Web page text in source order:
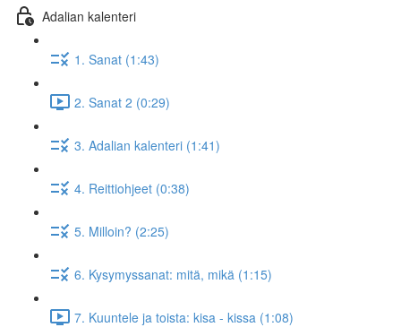
Adalian kalenteri
1. Sanat (1:43)
2. Sanat 2 (0:29)
3. Adalian kalenteri (1:41)
4. Reittiohjeet (0:38)
5. Milloin? (2:25)
6. Kysymyssanat: mitä, mikä (1:15)
7. Kuuntele ja toista: kisa - kissa (1:08)